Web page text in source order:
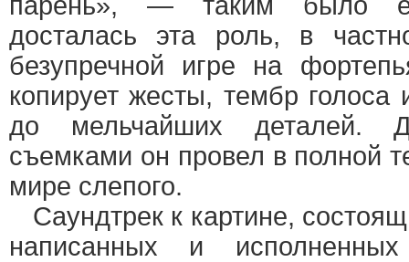
досталась эта роль, в
безупречной игре на
копирует жесты, тембр голоса
до мельчайших деталей.
съемками он провел в полной
мире слепого.
Саундтрек к картине,
написанных и